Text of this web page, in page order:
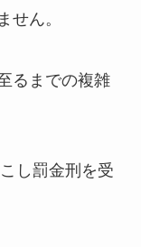
せん。
るまでの複雑
し罰金刑を受